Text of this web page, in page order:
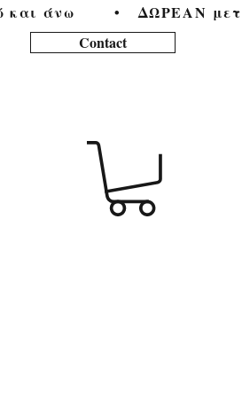
και άνω        •
Contact